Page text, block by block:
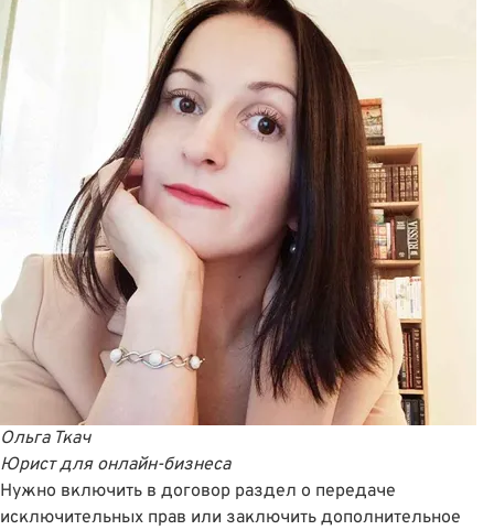
Ольга Ткач
Юрист для онлайн-бизнеса
Нужно включить в договор раздел о передаче
исключительных прав или заключить дополнительное